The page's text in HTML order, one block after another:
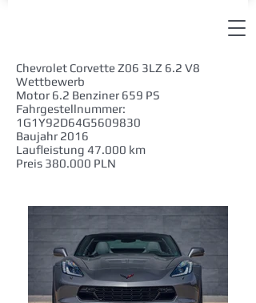
Chevrolet Corvette Z06 3LZ 6.2 V8
Wettbewerb
Motor 6.2 Benziner 659 PS
Fahrgestellnummer:
1G1Y92D64G5609830
Baujahr 2016
Laufleistung 47.000 km
Preis 380.000 PLN